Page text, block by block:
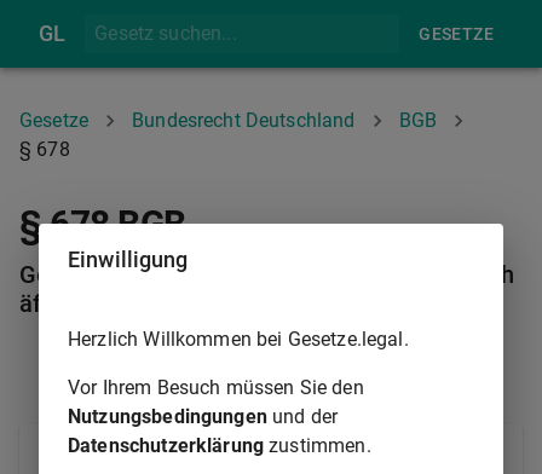
GL GESETZE
Gesetze Bundesrecht Deutschland
BGB
§ 678
§ 678 BGB
Geschäftsführung gegen den Willen des Gesch
äftsherrn
§ 677
Steht die Übernahme der Geschäftsführung mit dem
Einwilligung
Herzlich Willkommen bei Gesetze.legal.
Vor Ihrem Besuch müssen Sie den
Nutzungsbedingungenund der
Datenschutzerklärung zustimmen.